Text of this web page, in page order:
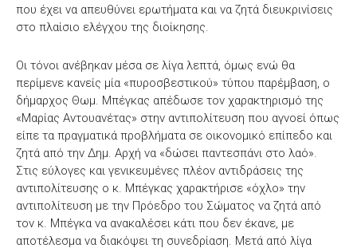
που έχει να απευθύνει ερωτήματα και να ζητά διευκρινίσεις
στο πλαίσιο ελέγχου της διοίκησης.
Οι τόνοι ανέβηκαν μέσα σε λίγα λεπτά, όμως ενώ θα
περίμενε κανείς μία «πυροσβεστικού» τύπου παρέμβαση, ο
δήμαρχος Θωμ. Μπέγκας απέδωσε τον χαρακτηρισμό της
«Μαρίας Αντουανέτας» στην αντιπολίτευση που αγνοεί όπως
είπε τα πραγματικά προβλήματα σε οικονομικό επίπεδο και
ζητά από την Δημ. Αρχή να «δώσει παντεσπάνι στο λαό».
Στις εύλογες και γενικευμένες πλέον αντιδράσεις της
αντιπολίτευσης ο κ. Μπέγκας χαρακτήρισε «όχλο» την
αντιπολίτευση με την Πρόεδρο του Σώματος να ζητά από
τον κ. Μπέγκα να ανακαλέσει κάτι που δεν έκανε, με
αποτέλεσμα να διακόψει τη συνεδρίαση. Μετά από λίγα